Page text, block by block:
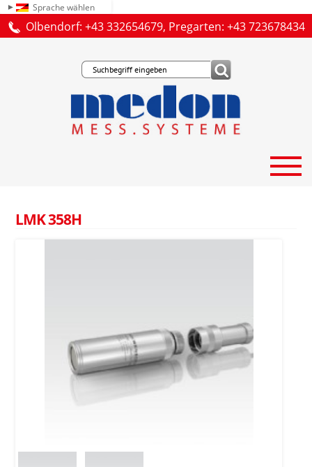
Sprache wählen
Olbendorf: +43 332654679, Pregarten: +43 723678434
LMK 358H